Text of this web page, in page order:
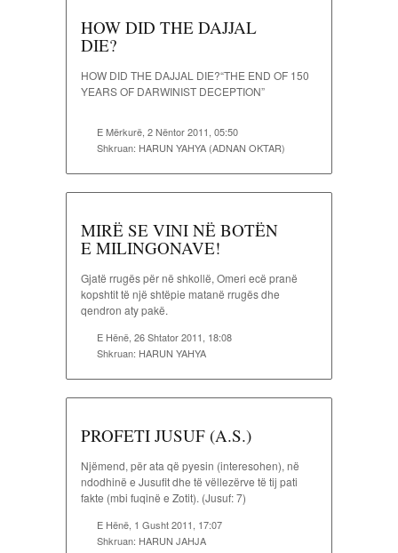
HOW DID THE DAJJAL
DIE?
HOW DID THE DAJJAL DIE?“THE END OF 150
YEARS OF DARWINIST DECEPTION”
E Mërkurë, 2 Nëntor 2011, 05:50
Shkruan: HARUN YAHYA (ADNAN OKTAR)
MIRË SE VINI NË BOTËN
E MILINGONAVE!
Gjatë rrugës për në shkollë, Omeri ecë pranë
kopshtit të një shtëpie matanë rrugës dhe
qendron aty pakë.
E Hënë, 26 Shtator 2011, 18:08
Shkruan: HARUN YAHYA
PROFETI JUSUF (A.S.)
Njëmend, për ata që pyesin (interesohen), në
ndodhinë e Jusufit dhe të vëllezërve të tij pati
fakte (mbi fuqinë e Zotit). (Jusuf: 7)
E Hënë, 1 Gusht 2011, 17:07
Shkruan: HARUN JAHJA